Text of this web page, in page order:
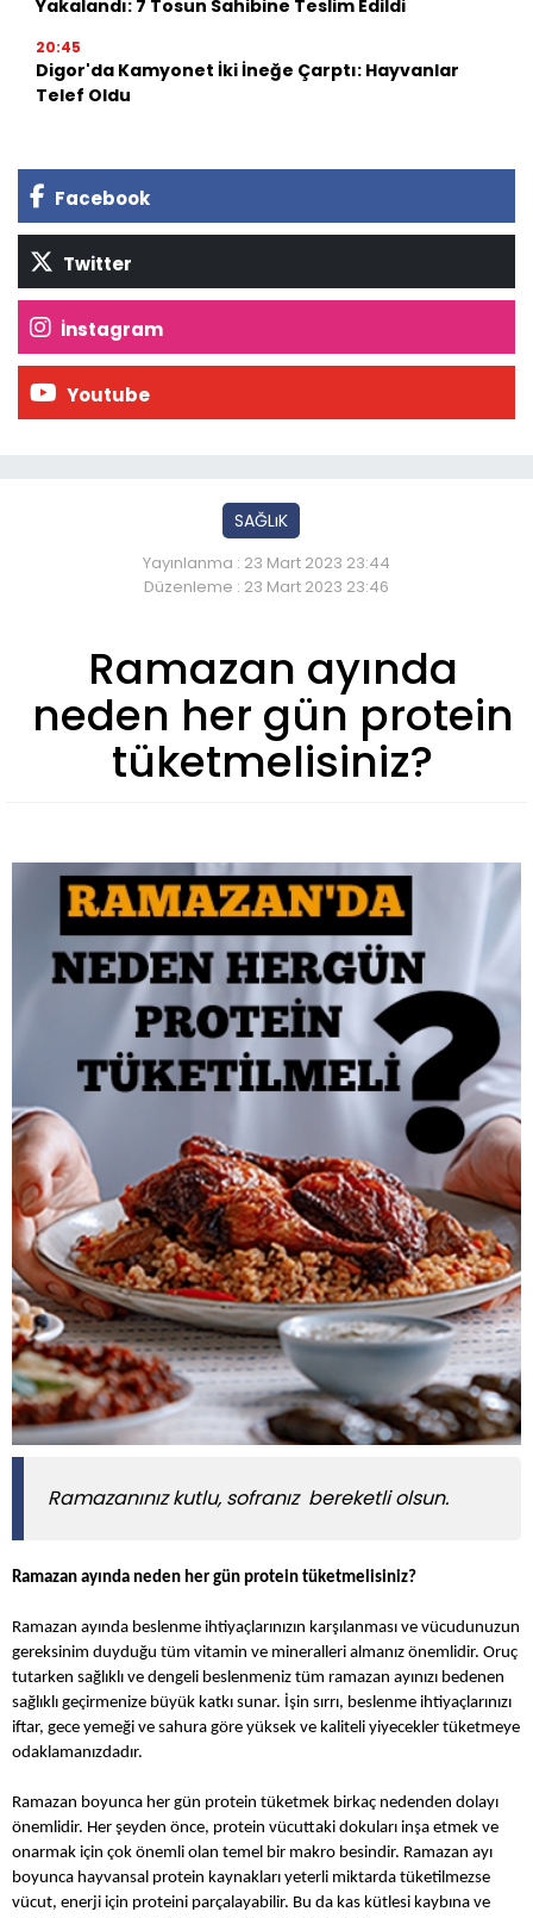
Yakalandı: 7 Tosun Sahibine Teslim Edildi
20:45
Digor'da Kamyonet İki İneğe Çarptı: Hayvanlar
Telef Oldu
Facebook
Twitter
İnstagram
Youtube
SAĞLıK
Yayınlanma : 23 Mart 2023 23:44
Düzenleme : 23 Mart 2023 23:46
Ramazan ayında
neden her gün protein
tüketmelisiniz?
Ramazanınız kutlu, sofranız bereketli olsun.
Ramazan ayında neden her gün protein tüketmelisiniz?
Ramazan ayında beslenme ihtiyaçlarınızın karşılanması ve vücudunuzun
gereksinim duyduğu tüm vitamin ve mineralleri almanız önemlidir. Oruç
tutarken sağlıklı ve dengeli beslenmeniz tüm ramazan ayınızı bedenen
sağlıklı geçirmenize büyük katkı sunar. İşin sırrı, beslenme ihtiyaçlarınızı
iftar, gece yemeği ve sahura göre yüksek ve kaliteli yiyecekler tüketmeye
odaklamanızdadır.
Ramazan boyunca her gün protein tüketmek birkaç nedenden dolayı
önemlidir. Her şeyden önce, protein vücuttaki dokuları inşa etmek ve
onarmak için çok önemli olan temel bir makro besindir. Ramazan ayı
boyunca hayvansal protein kaynakları yeterli miktarda tüketilmezse
vücut, enerji için proteini parçalayabilir. Bu da kas kütlesi kaybına ve